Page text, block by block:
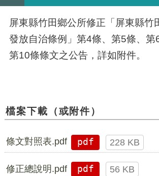
屏東縣竹田鄉公所修正「屏東縣竹
發放自治條例」第4條、第5條、第
第10條條文之公告，詳如附件。
檔案下載（或附件）
條文對照表.pdf pdf 228 KB
修正總說明.pdf pdf 56 KB